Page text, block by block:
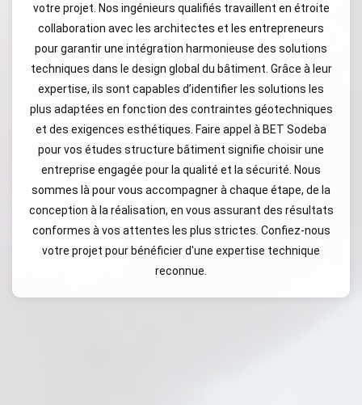
votre projet. Nos ingénieurs qualifiés travaillent en étroite
collaboration avec les architectes et les entrepreneurs
pour garantir une intégration harmonieuse des solutions
techniques dans le design global du bâtiment. Grâce à leur
expertise, ils sont capables d’identifier les solutions les
plus adaptées en fonction des contraintes géotechniques
et des exigences esthétiques. Faire appel à BET Sodeba
pour vos études structure bâtiment signifie choisir une
entreprise engagée pour la qualité et la sécurité. Nous
sommes là pour vous accompagner à chaque étape, de la
conception à la réalisation, en vous assurant des résultats
conformes à vos attentes les plus strictes. Confiez-nous
votre projet pour bénéficier d'une expertise technique
reconnue.